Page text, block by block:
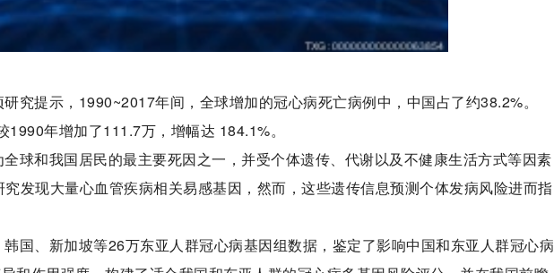
究提示，1990~2017年间，全球增加的冠心病死亡病例中，中国占了约38.2%。
年增加了111.7万，增幅达 184.1%。
球和我国居民的最主要死因之一，并受个体遗传、代谢以及不健康生活方式等因素
发现大量心血管疾病相关易感基因，然而，这些遗传信息预测个体发病风险进而指
国、新加坡等26万东亚人群冠心病基因组数据，鉴定了影响中国和东亚人群冠心病